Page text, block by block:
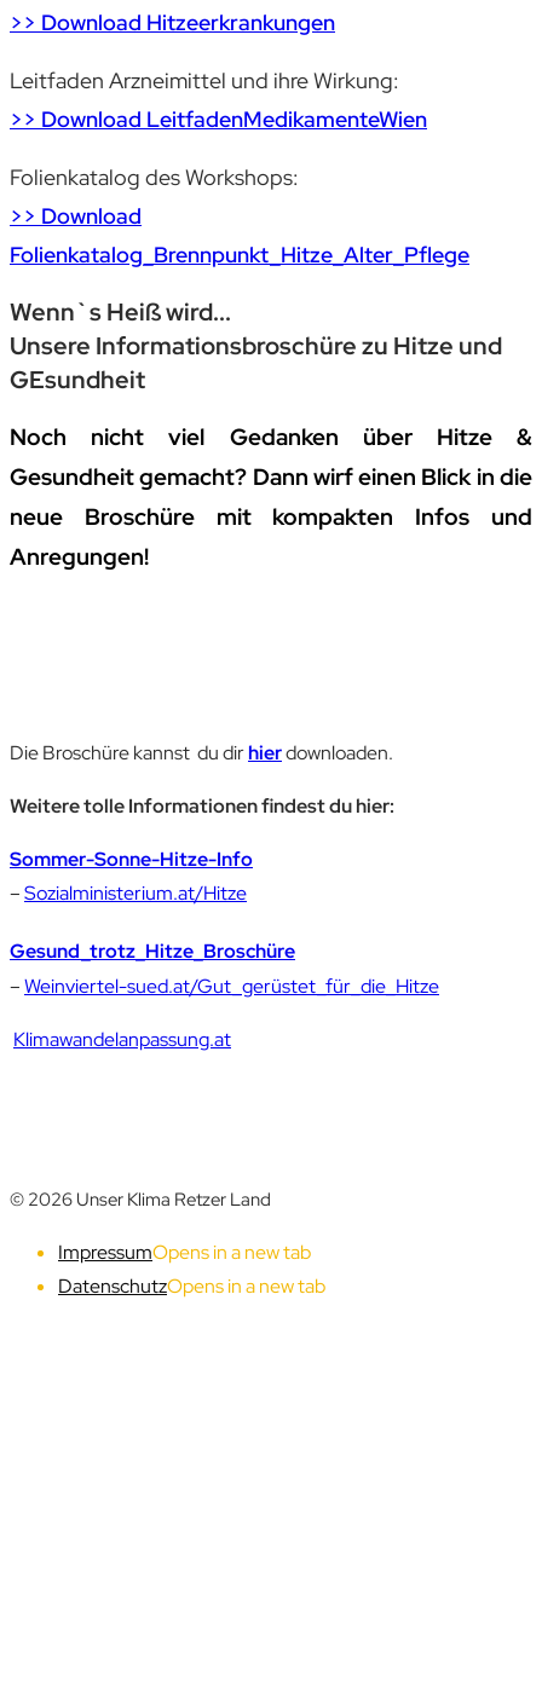
>> Download Hitzeerkrankungen
Leitfaden Arzneimittel und ihre Wirkung:
>> Download LeitfadenMedikamenteWien
Folienkatalog des Workshops:
>> Download
Folienkatalog_Brennpunkt_Hitze_Alter_Pflege
Wenn`s Heiß wird...
Unsere Informationsbroschüre zu Hitze und
GEsundheit
Noch nicht viel Gedanken über Hitze &
Gesundheit gemacht? Dann wirf einen Blick in die
neue Broschüre mit kompakten Infos und
Anregungen!
Die Broschüre kannst du dirhierdownloaden.
Weitere tolle Informationen findest du hier:
Sommer-Sonne-Hitze-Info
–Sozialministerium.at/Hitze
Gesund_trotz_Hitze_Broschüre
–Weinviertel-sued.at/Gut_gerüstet_für_die_Hitze
Klimawandelanpassung.at
© 2026 Unser Klima Retzer Land
ImpressumOpens in a new tab
DatenschutzOpens in a new tab